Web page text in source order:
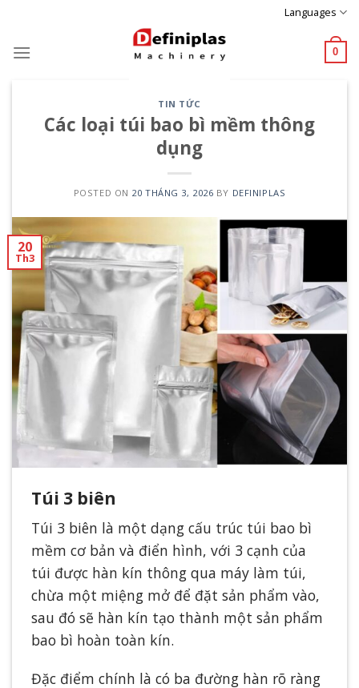
content
Languages
0
TIN TỨC
Các loại túi bao bì mềm thông
dụng
POSTED ON 20 THÁNG 3, 2026 BY DEFINIPLAS
20
Th3
Túi 3 biên
Túi 3 biên là một dạng cấu trúc túi bao bì
mềm cơ bản và điển hình, với 3 cạnh của
túi được hàn kín thông qua máy làm túi,
chừa một miệng mở để đặt sản phẩm vào,
sau đó sẽ hàn kín tạo thành một sản phẩm
bao bì hoàn toàn kín.
Đặc điểm chính là có ba đường hàn rõ ràng